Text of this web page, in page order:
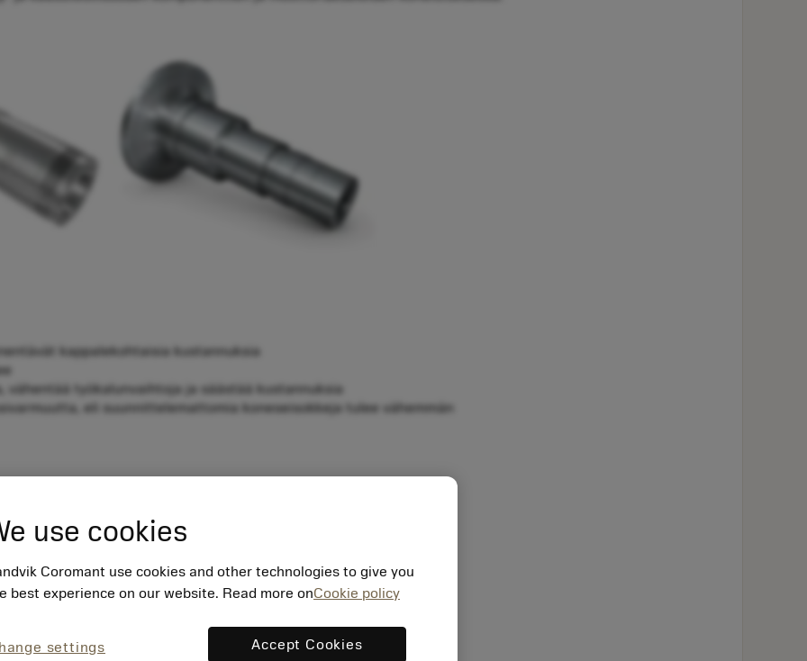
kappalekohtaisia kustannuksia
vähentää työkalunvaihtoja ja säästää kustannuksia
eli suunnittelemattomia koneseisokkeja tulee vähemmän
x D
ulospäin lastut poistuvat reiästä tehokkaasti
-sorvauspuomeilla
use cookies
Coromant use cookies and other technologies to give you
best experience on our website. Read more onCookie policy
settings Accept Cookies